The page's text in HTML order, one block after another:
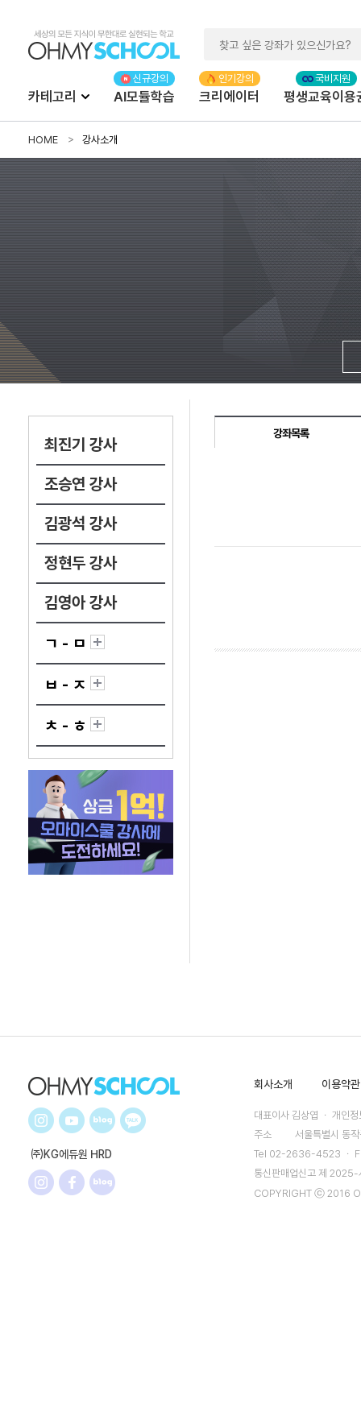
카테고리 AI모듈학습 크리에이터 평생교육이용
HOME 강사소개
최진기 강사
조승연 강사
김광석 강사
정현두 강사
김영아 강사
ㄱ - ㅁ
ㅂ - ㅈ
ㅊ - ㅎ
강좌목록
㈜KG에듀원 HRD
회사소개 이용약관
대표이사 김상엽 ㆍ 개인
주소
서울특별시 동
Tel 02-2636-4523 ㆍ
통신판매업신고 제
COPYRIGHT ⓒ 2016